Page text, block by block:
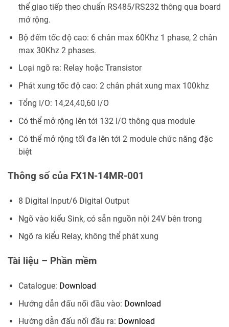
thể giao tiếp theo chuẩn RS485/RS232 thông qua board
mở rộng.
Bộ đếm tốc độ cao: 6 chân max 60Khz 1 phase, 2 chân
max 30Khz 2 phases.
Loại ngõ ra: Relay hoặc Transistor
Phát xung tốc độ cao: 2 chân phát xung max 100khz
Tổng I/O: 14,24,40,60 I/O
Có thể mở rộng lên tới 132 I/O thông qua module
Có thể mở rộng tối đa lên tới 2 module chức năng đặc
biệt
Thông số của FX1N-14MR-001
8 Digital Input/6 Digital Output
Ngõ vào kiểu Sink, có sẵn nguồn nội 24V bên trong
Ngõ ra kiểu Relay, không thể phát xung
Tài liệu – Phần mềm
Catalogue: Download
Hướng dẫn đấu nối đầu vào: Download
Hướng dẫn đấu nối đầu ra: Download